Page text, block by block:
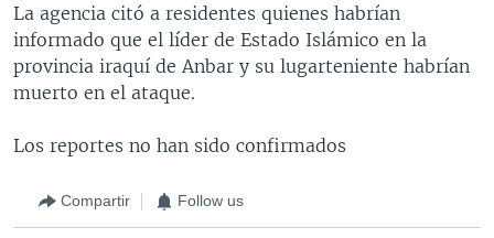
La agencia citó a residentes quienes habrían
informado que el líder de Estado Islámico en la
provincia iraquí de Anbar y su lugarteniente habrían
muerto en el ataque.
Los reportes no han sido confirmados
Compartir Follow us